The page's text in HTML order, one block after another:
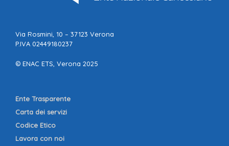
Via Rosmini, 10 – 37123 Verona
P.IVA 02449180237
© ENAC ETS, Verona 2025
Ente Trasparente
Carta dei servizi
Codice Etico
Lavora con noi